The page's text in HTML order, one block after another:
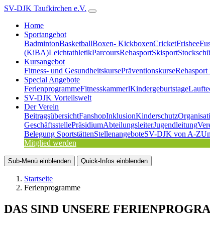
SV-DJK Taufkirchen e.V.
Home
Sportangebot
BadmintonBasketballBoxen- KickboxenCricketFrisbee
(KiBA)LeichtathletikParcoursRehasportSkisport
Kursangebot
Fitness- und GesundheitskursePräventionskurseRehasport
Special Angebote
FerienprogrammeFitnesskammerlKindergeburtstage
SV-DJK Vorteilswelt
Der Verein
BeitragsübersichtFanshopInklusionKinderschutz
GeschäftsstellePräsidiumAbteilungsleiterJugendleitung
Belegung SportstättenStellenangeboteSV-DJK von A-Z
Mitglied werden
Sub-Menü einblenden Quick-Infos einblenden
Startseite
Ferienprogramme
DAS SIND UNSERE